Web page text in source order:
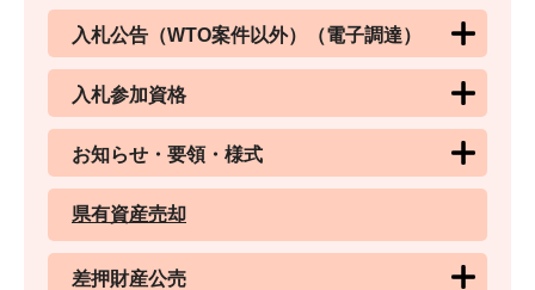
入札公告（WTO案件以外）（電子調達）
入札参加資格
お知らせ・要領・様式
県有資産売却
差押財産公売